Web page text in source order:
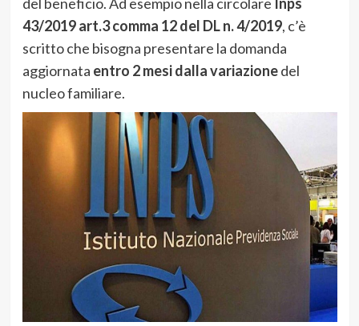
43/2019 art.3 comma 12 del DL n. 4/2019, c’è
scritto che bisogna presentare la domanda
aggiornata entro 2 mesi dalla variazionedel
nucleo familiare.